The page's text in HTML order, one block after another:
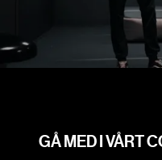
GÅ MED I VÅRT